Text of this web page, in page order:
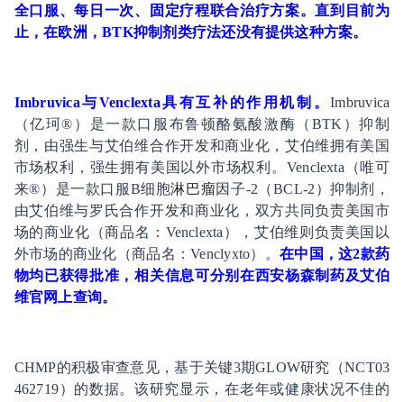
全口服、每日一次、固定疗程联合治疗方案。直到目前为
止，在欧洲，BTK抑制剂类疗法还没有提供这种方案。
Imbruvica与Venclexta具有互补的作用机制。Imbruvica
（亿珂®）是一款口服布鲁顿酪氨酸激酶（BTK）抑制
剂，由强生与艾伯维合作开发和商业化，艾伯维拥有美国
市场权利，强生拥有美国以外市场权利。Venclexta（唯可
来®）是一款口服B细胞淋巴瘤因子-2（BCL-2）抑制剂，
由艾伯维与罗氏合作开发和商业化，双方共同负责美国市
场的商业化（商品名：Venclexta），艾伯维则负责美国以
外市场的商业化（商品名：Venclyxto）。在中国，这2款药
物均已获得批准，相关信息可分别在西安杨森制药及艾伯
维官网上查询。
CHMP的积极审查意见，基于关键3期GLOW研究（NCT03
462719）的数据。该研究显示，在老年或健康状况不佳的